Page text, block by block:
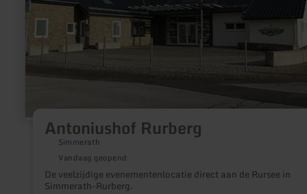
Antoniushof Rurberg
Simmerath
Vandaag geopend
De veelzijdige evenementenlocatie direct aan de Rursee in
Simmerath-Rurberg.